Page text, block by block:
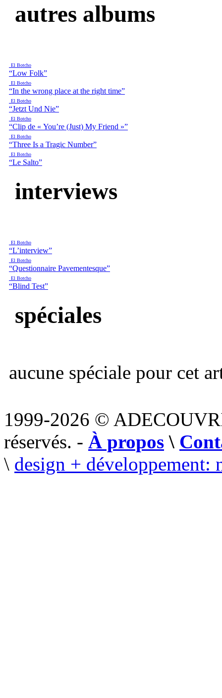
autres albums
El Botcho
“Low Folk”
El Botcho
“In the wrong place at the right time”
El Botcho
“Jetzt Und Nie”
El Botcho
“Clip de « You’re (Just) My Friend »”
El Botcho
“Three Is a Tragic Number”
El Botcho
“Le Salto”
interviews
El Botcho
“L’interview”
El Botcho
“Questionnaire Pavementesque”
El Botcho
“Blind Test”
spéciales
aucune spéciale pour cet
1999-2026 ©
réservés. - À propos \
\ design + développement: